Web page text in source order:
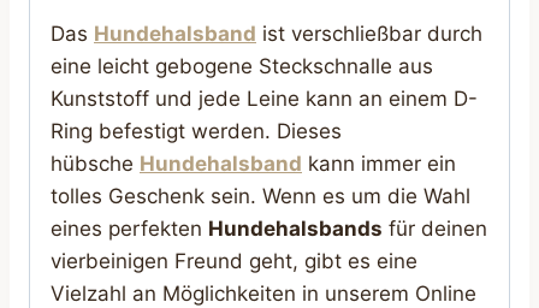
Das Hundehalsband ist verschließbar durch
eine leicht gebogene Steckschnalle aus
Kunststoff und jede Leine kann an einem D-
Ring befestigt werden. Dieses
hübsche Hundehalsband kann immer ein
tolles Geschenk sein. Wenn es um die Wahl
eines perfekten Hundehalsbands für deinen
vierbeinigen Freund geht, gibt es eine
Vielzahl an Möglichkeiten in unserem Online